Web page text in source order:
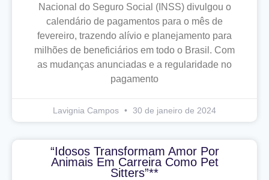
Nacional do Seguro Social (INSS) divulgou o
calendário de pagamentos para o mês de
fevereiro, trazendo alívio e planejamento para
milhões de beneficiários em todo o Brasil. Com
as mudanças anunciadas e a regularidade no
pagamento
Lavignia Campos 30 de janeiro de 2024
“Idosos Transformam Amor Por
Animais Em Carreira Como Pet
Sitters”**